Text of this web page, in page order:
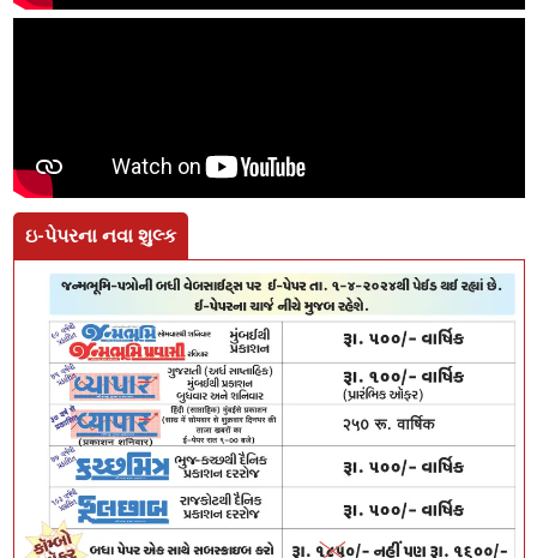
ઇ-પેપરના નવા શુલ્ક